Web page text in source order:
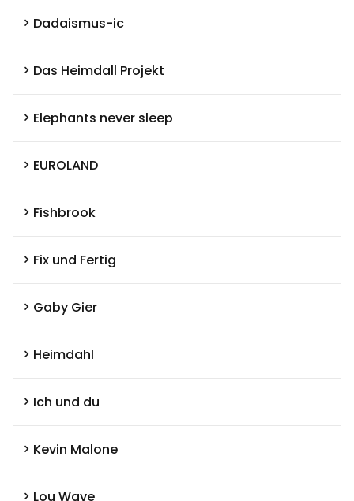
Dadaismus-ic
Das Heimdall Projekt
Elephants never sleep
EUROLAND
Fishbrook
Fix und Fertig
Gaby Gier
Heimdahl
Ich und du
Kevin Malone
Lou Wave